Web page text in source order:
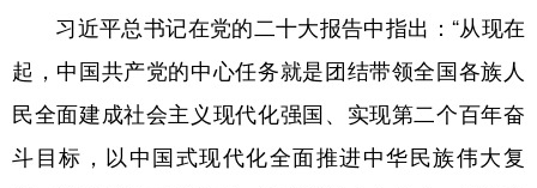
文化 书画 健康 军事
访谈 视频 图片 政务
法律 中央文件 金融 汽车
习近平总书记在党的二十大报告中指出：“从现在
起，中国共产党的中心任务就是团结带领全国各族人
民全面建成社会主义现代化强国、实现第二个百年奋
斗目标，以中国式现代化全面推进中华民族伟大复